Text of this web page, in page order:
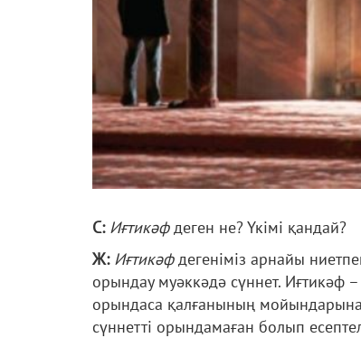
С: Иғтикәфдеген не? Үкімі қандай?
Ж: Иғтикәф дегеніміз арнайы
орындау муәккәдә сүннет. Иғтикәф –
орындаса қалғанының
сүннетті орындамаған болып